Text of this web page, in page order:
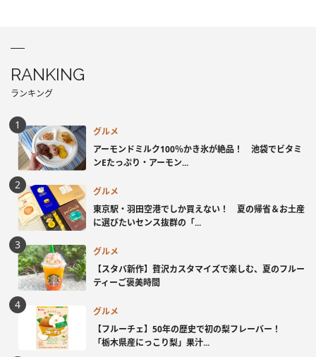
RANKING
ランキング
グルメ
アーモンドミルク100％かき氷が絶品！ 池袋でビタミ
ンEたっぷり・アーモン...
グルメ
東京駅・羽田空港でしか買えない！ 夏の帰省＆お土産
に選びたいセンス抜群の「...
グルメ
【スタバ新作】贅沢カスタマイズで楽しむ、夏のフルー
ティーご褒美時間
グルメ
【フルーチェ】50年の歴史で初の梨フレーバー！
「栃木県産にっこり梨」果汁...